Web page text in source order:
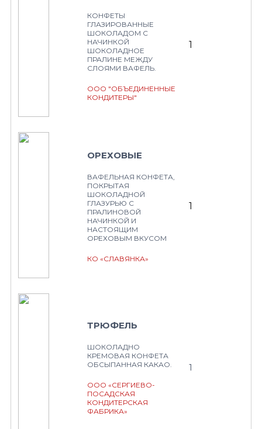
КОНФЕТЫ
ГЛАЗИРОВАННЫЕ
ШОКОЛАДОМ С
НАЧИНКОЙ
ШОКОЛАДНОЕ
ПРАЛИНЕ МЕЖДУ
СЛОЯМИ ВАФЕЛЬ.
ООО "ОБЪЕДИНЕННЫЕ
КОНДИТЕРЫ"
1
ОРЕХОВЫЕ
ВАФЕЛЬНАЯ КОНФЕТА,
ПОКРЫТАЯ
ШОКОЛАДНОЙ
ГЛАЗУРЬЮ С
ПРАЛИНОВОЙ
НАЧИНКОЙ И
НАСТОЯЩИМ
ОРЕХОВЫМ ВКУСОМ
КО «СЛАВЯНКА»
1
ТРЮФЕЛЬ
ШОКОЛАДНО
КРЕМОВАЯ КОНФЕТА
ОБСЫПАННАЯ КАКАО.
ООО «СЕРГИЕВО-
ПОСАДСКАЯ
КОНДИТЕРСКАЯ
ФАБРИКА»
1